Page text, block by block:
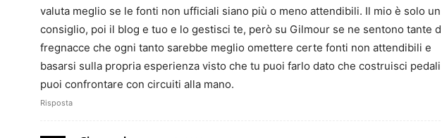
valuta meglio se le fonti non ufficiali siano più o meno attendibili. Il mio è solo un
consiglio, poi il blog e tuo e lo gestisci te, però su Gilmour se ne sentono tante
fregnacce che ogni tanto sarebbe meglio omettere certe fonti non attendibili e
basarsi sulla propria esperienza visto che tu puoi farlo dato che costruisci
puoi confrontare con circuiti alla mano.
Risposta